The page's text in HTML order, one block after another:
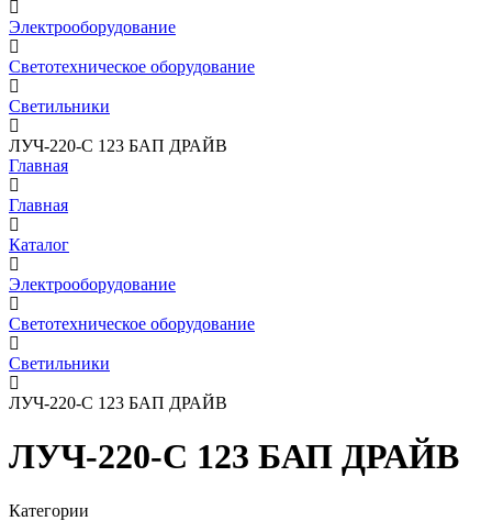
Электрооборудование
Светотехническое оборудование
Светильники
ЛУЧ-220-С 123 БАП ДРАЙВ
Главная
Главная
Каталог
Электрооборудование
Светотехническое оборудование
Светильники
ЛУЧ-220-С 123 БАП ДРАЙВ
ЛУЧ-220-С 123 БАП ДРАЙВ
Категории